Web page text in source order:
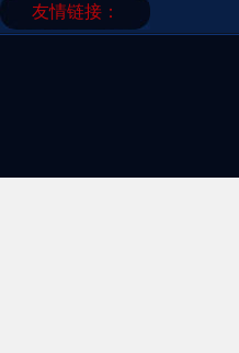
友情链接：